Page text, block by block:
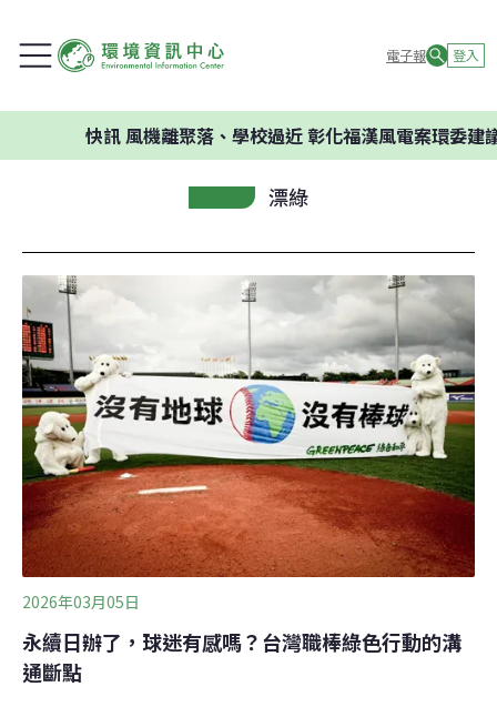
電子報 登入
風機離聚落、學校過近 彰化福漢風電案環委建議不應開
漂綠
2026年03月05日
永續日辦了，球迷有感嗎？台灣職棒綠色行動的溝
通斷點